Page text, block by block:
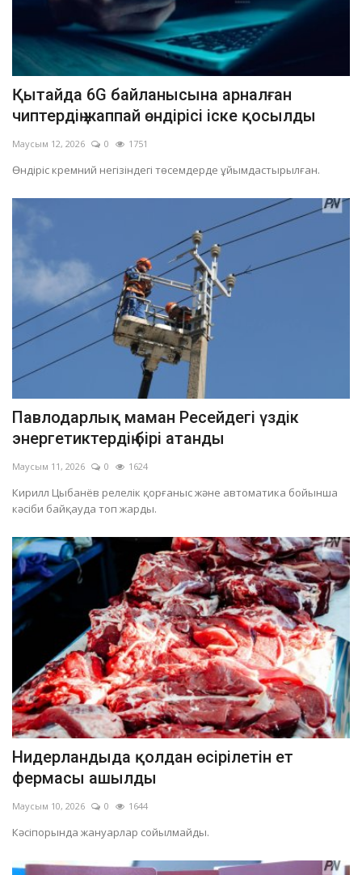
Қытайда 6G байланысына арналған
чиптердің жаппай өндірісі іске қосылды
Маусым 12, 2026 0 1751
Өндіріс кремний негізіндегі төсемдерде ұйымдастырылған.
Павлодарлық маман Ресейдегі үздік
энергетиктердің бірі атанды
Маусым 11, 2026 0 1624
Кирилл Цыбанёв релелік қорғаныс және автоматика бойынша
кәсіби байқауда топ жарды.
Нидерландыда қолдан өсірілетін ет
фермасы ашылды
Маусым 10, 2026 0 1644
Кәсіпорында жануарлар сойылмайды.